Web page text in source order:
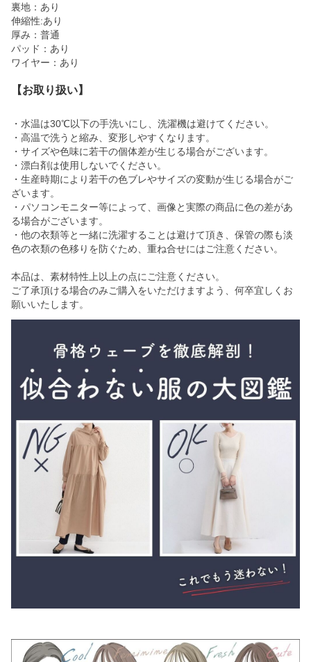
裏地：あり
伸縮性:あり
厚み：普通
パッド：あり
ワイヤー：あり
【お取り扱い】
・水温は30℃以下の手洗いにし、洗濯機は避けてください。
・高温で洗うと縮み、変形しやすくなります。
・サイズや色味に若干の個体差が生じる場合がございます。
・漂白剤は使用しないでください。
・生産時期により若干の色ブレやサイズの変動が生じる場合がご
ざいます。
・パソコンモニター等によって、画像と実際の商品に色の差があ
る場合がございます。
・他の衣類等と一緒に洗濯することは避けて頂き、保管の際も淡
色の衣類の色移りを防ぐため、重ね合せにはご注意ください。
本品は、素材特性上以上の点にご注意ください。
ご了承頂ける場合のみご購入をいただけますよう、何卒宜しくお